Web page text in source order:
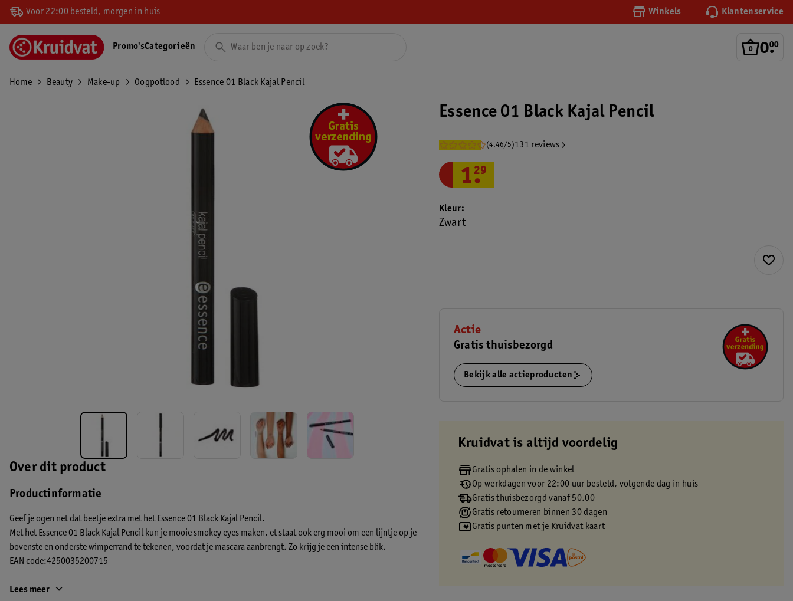
Voor 22:00 besteld, morgen in huis Winkels Klantenservice
0.
00
Promo'sCategorieën
Home Beauty Make-up Oogpotlood Essence 01 Black Kajal Pencil
Over dit product
Productinformatie
Geef je ogen net dat beetje extra met het Essence 01 Black Kajal Pencil.
Met het Essence 01 Black Kajal Pencil kun je mooie smokey eyes maken. et staat ook erg mooi om een lijntje op je
bovenste en onderste wimperrand te tekenen, voordat je mascara aanbrengt. Zo krijg je een intense blik.
EAN code:4250035200715
Lees meer
Essence 01 Black Kajal Pencil
(4.46/5)131 reviews
1.
29
Kleur
Zwart
Actie
Gratis thuisbezorgd
Bekijk alle actieproducten
Kruidvat is altijd voordelig
Gratis ophalen in de winkel
Op werkdagen voor 22:00 uur besteld, volgende dag in huis
Gratis thuisbezorgd vanaf 50.00
Gratis retourneren binnen 30 dagen
Gratis punten met je Kruidvat kaart